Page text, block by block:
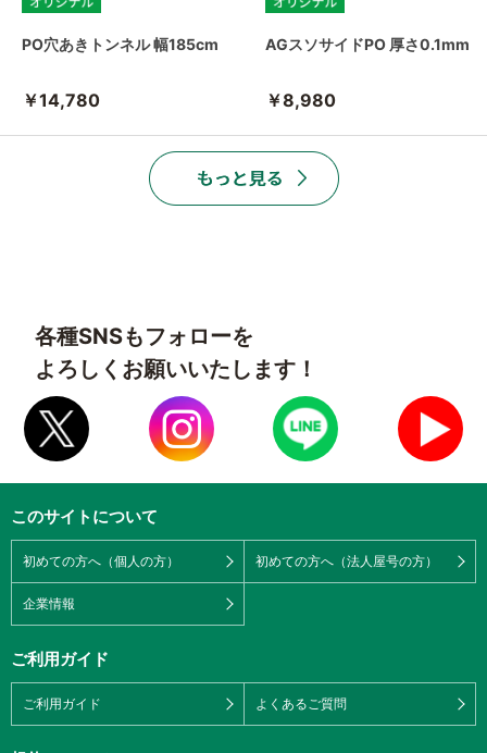
PO穴あきトンネル 幅185cm
￥14,780
AGスソサイドPO 厚さ0.1mm
￥8,980
各種SNSもフォローを
よろしくお願いいたします！
このサイトについて
初めての方へ（個人の方） 初めての方へ（法人屋号の方）
企業情報
ご利用ガイド
ご利用ガイド よくあるご質問